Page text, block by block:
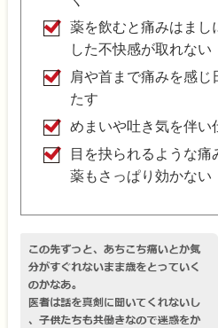
薬を飲むと痛みはまし
した不快感が取れない
肩や首まで痛みを感じ
たす
めまいや吐き気を伴い
目を抉られるような痛
薬もさっぱり効かない